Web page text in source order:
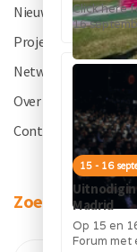
Click here
16
Forum in...
15 - 16
Madrid
Op 15 en
Forum met
Nieuws
Projecten
Netwerk
Over OSF
Contact
Zoeken